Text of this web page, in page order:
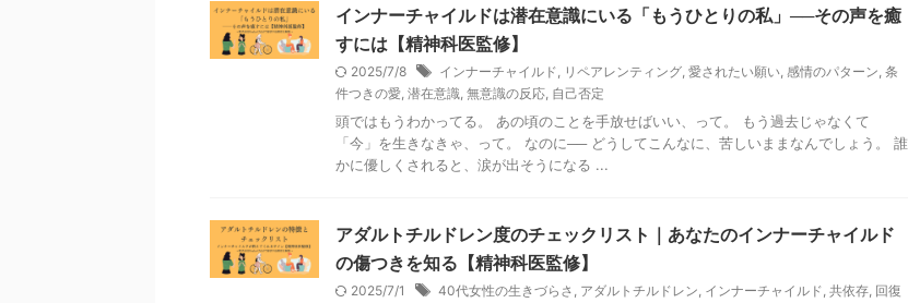
インナーチャイルドは潜在意識にいる「もうひとりの私」──その声を癒
すには【精神科医監修】
2025/7/8 インナーチャイルド, リペアレンティング, 愛されたい願い, 感情のパターン, 条
件つきの愛, 潜在意識, 無意識の反応, 自己否定
頭ではもうわかってる。 あの頃のことを手放せばいい、って。 もう過去じゃなくて
「今」を生きなきゃ、って。 なのに── どうしてこんなに、苦しいままなんでしょう。 誰
かに優しくされると、涙が出そうになる ...
アダルトチルドレン度のチェックリスト｜あなたのインナーチャイルド
の傷つきを知る【精神科医監修】
2025/7/1 40代女性の生きづらさ , アダルトチルドレン, インナーチャイルド, 共依存, 回復